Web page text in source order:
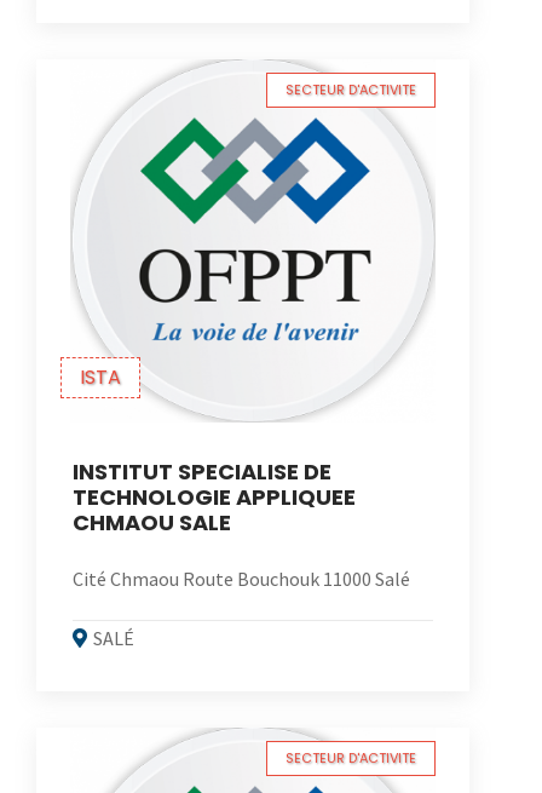
ISTA
SECTEUR D'ACTIVITE
INSTITUT SPECIALISE DE
TECHNOLOGIE APPLIQUEE
CHMAOU SALE
Cité Chmaou Route Bouchouk 11000 Salé
SALÉ
SECTEUR D'ACTIVITE